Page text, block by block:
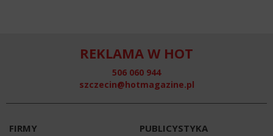
REKLAMA W HOT
506 060 944
szczecin@hotmagazine.pl
FIRMY PUBLICYSTYKA